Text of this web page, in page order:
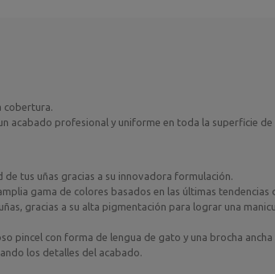
cobertura.
acabado profesional y uniforme en toda la superficie de
tus uñas gracias a su innovadora formulación.
gama de colores basados en las últimas tendencias
gracias a su alta pigmentación para lograr una
pincel con forma de lengua de gato y una brocha ancha
los detalles del acabado.